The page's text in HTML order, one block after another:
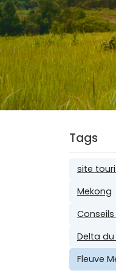
Tags
site
Mekong
Delta
Fleuve